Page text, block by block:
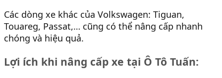
Các dòng xe khác của Volkswagen: Tiguan,
Touareg, Passat,… cũng có thể nâng cấp nhanh
chóng và hiệu quả.
Lợi ích khi nâng cấp xe tại Ô Tô Tuấn: